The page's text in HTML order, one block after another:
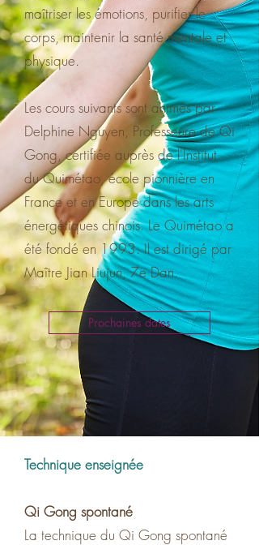
maîtriser les émotions, purifier le
corps, maintenir la santé mentale et
physique.
Les cours suivants sont animés par
Delphine Nguyen, Professeure de Qi
Gong, certifiée auprès de l'Institut
du Quimétao, école pionnière en
France et en Europe dans les arts
énergétiques chinois. Le Quimétao a
été fondé en 1993. Il est dirigé par
Maître Jian Liujun, 7e Dan.
Prochaines dates
Technique enseignée
Qi Gong spontané
La technique du Qi Gong spontané